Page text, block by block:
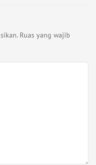
Ruas yang wajib